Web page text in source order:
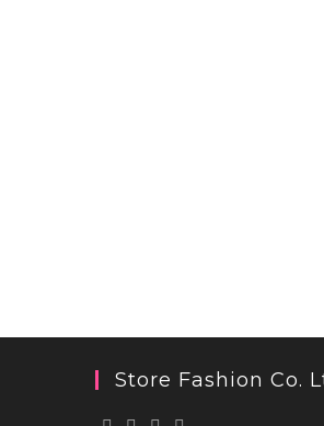
Store Fashion Co.